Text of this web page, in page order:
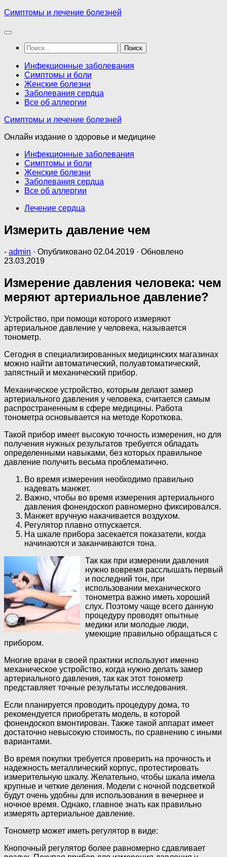
Перейти
содержимому
Симптомы и лечение болезней
Найти:
Инфекционные заболевания
Симптомы и боли
Женские болезни
Заболевания сердца
Все об аллергии
Симптомы и лечение болезней
Онлайн издание о здоровье и медицине
Инфекционные заболевания
Симптомы и боли
Женские болезни
Заболевания сердца
Все об аллергии
Лечение сердца
Измерить давление чем
- admin · Опубликовано 02.04.2019 · Обновлено
23.03.2019
Измерение давления человека: чем
меряют артериальное давление?
Устройство, при помощи которого измеряют
артериальное давление у человека, называется
тонометр.
Сегодня в специализированных медицинских магазинах
можно найти автоматический, полуавтоматический,
запястный и механический прибор.
Механическое устройство, которым делают замер
артериального давления у человека, считается самым
распространенным в сфере медицины. Работа
тонометра основывается на методе Короткова.
Такой прибор имеет высокую точность измерения, но для
получения нужных результатов требуется обладать
определенными навыками, без которых правильное
давление получить весьма проблематично.
Во время измерения необходимо правильно
надевать манжет.
Важно, чтобы во время измерения артериального
давления фонендоскоп равномерно фиксировался.
Манжет вручную накачивается воздухом.
Регулятор плавно отпускается.
На шкале прибора засекается показатели, когда
начинаются и заканчиваются тона.
Так как при измерении давления
нужно вовремя расслышать первый
и последний тон, при
использовании механического
тонометра важно иметь хороший
слух. Поэтому чаще всего данную
процедуру проводят опытные
медики или молодые люди,
умеющие правильно обращаться с
прибором.
Многие врачи в своей практики используют именно
механическое устройство, когда нужно делать замер
артериального давления, так как этот тонометр
представляет точные результаты исследования.
Если планируется проводить процедуру дома, то
рекомендуется приобретать модель, в которой
фонендоскоп вмонтирован. Также такой аппарат имеет
достаточно невысокую стоимость, по сравнению с иными
вариантами.
Во время покупки требуется проверить на прочность и
надежность металлический корпус, протестировать
измерительную шкалу. Желательно, чтобы шкала имела
крупные и четкие деления. Модели с ночной подсветкой
будут очень удобны для использования в вечернее и
ночное время. Однако, главное знать как правильно
измерять артериальное давление.
Тонометр может иметь регулятор в виде:
Кнопочный регулятор более равномерно сдавливает